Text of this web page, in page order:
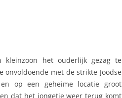
het ouderlijk gezag te
onvoldoende met de strikte Joodse
op een geheime locatie groot
dat het jongetje weer terug komt